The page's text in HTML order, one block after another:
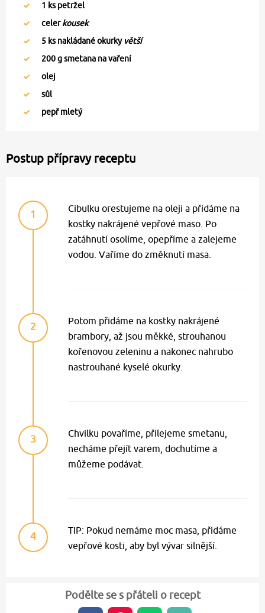
1 ks petržel
celerkousek
5 ks nakládané okurky větší
200g smetana na vaření
olej
sůl
pepř mletý
Postup přípravy receptu
1
Cibulku orestujeme na oleji a přidáme na
kostky nakrájené vepřové maso. Po
zatáhnutí osolíme, opepříme a zalejeme
vodou. Vaříme do změknutí masa.
2
Potom přidáme na kostky nakrájené
brambory, až jsou měkké, strouhanou
kořenovou zeleninu a nakonec nahrubo
nastrouhané kyselé okurky.
3
Chvilku povaříme, přilejeme smetanu,
necháme přejít varem, dochutíme a
můžeme podávat.
4
TIP: Pokud nemáme moc masa, přidáme
vepřové kosti, aby byl vývar silnější.
Podělte se s přáteli o recept